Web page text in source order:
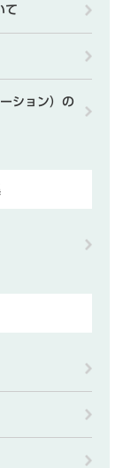
て
ション）の